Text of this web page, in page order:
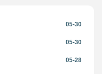
05-30
05-30
05-28